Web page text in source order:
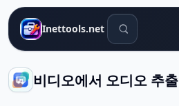
Inettools.net 검색 도구
비디오에서 오디오 추출